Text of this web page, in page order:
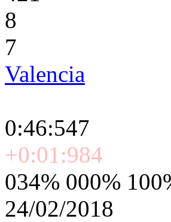
8
7
Valencia
0:46:547
+0:01:984
034% 000%
24/02/2018